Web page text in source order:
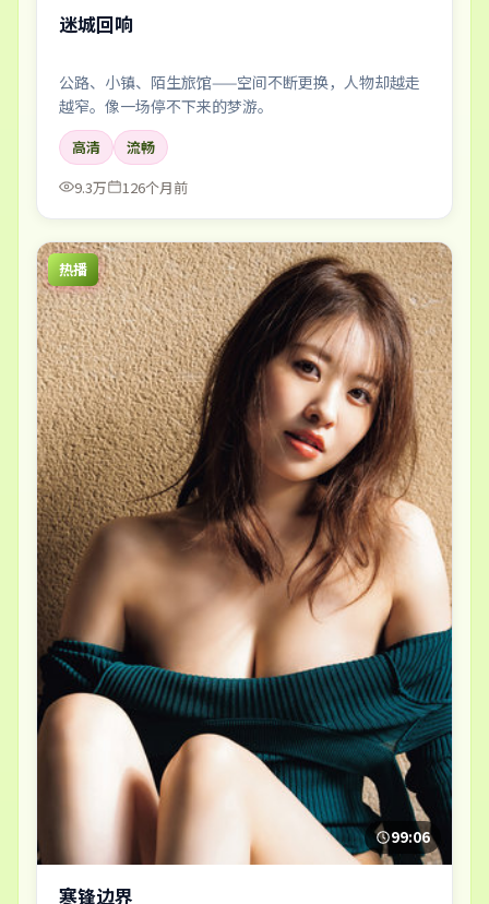
迷城回响
公路、小镇、陌生旅馆——空间不断更换，人物却越走
越窄。像一场停不下来的梦游。
高清
流畅
9.3万
126个月前
热播
99:06
寒锋边界